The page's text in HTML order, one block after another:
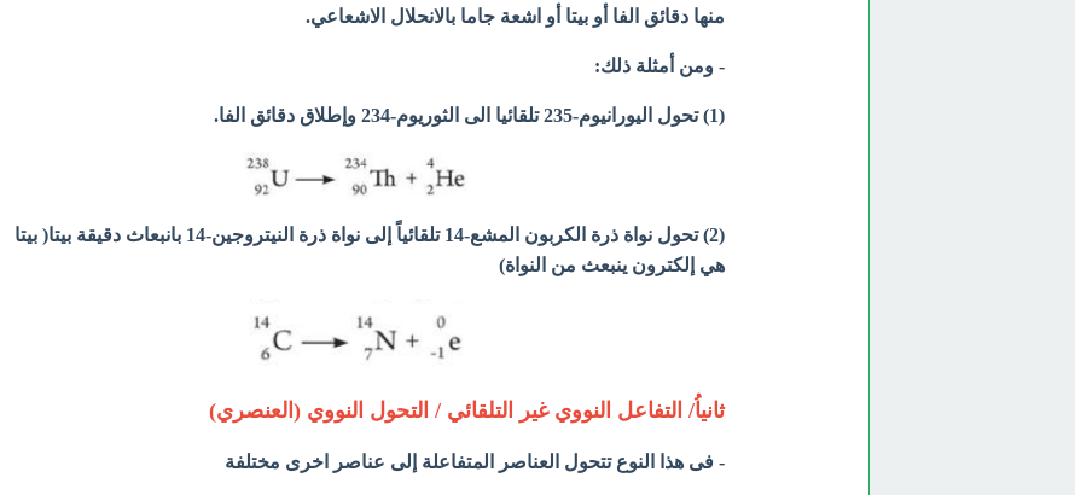
منها دقائق الفا أو بيتا أو اشعة جاما بالانحلال الاشعاعي.
- ومن أمثلة ذلك:
(1) تحول اليورانيوم-235 تلقائيا الى الثوريوم-234 وإطلاق دقائق الفا.
(2) تحول نواة ذرة الكربون المشع-14 تلقائياً إلى نواة ذرة النيتروجين-14 بانبعاث دقيقة بيتا( بيتا
هي إلكترون ينبعث من النواة)
ثانياُ/ التفاعل النووي غير التلقائي / التحول النووي (العنصري)
- فى هذا النوع تتحول العناصر المتفاعلة إلى عناصر اخرى مختلفة